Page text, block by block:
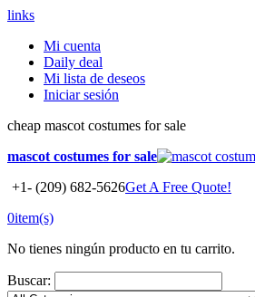
links
Mi cuenta
Daily deal
Mi lista de deseos
Iniciar sesión
cheap mascot costumes for sale
mascot costumes for sale
+1- (209) 682-5626Get A Free Quote!
0item(s)
No tienes ningún producto en tu carrito.
Buscar: